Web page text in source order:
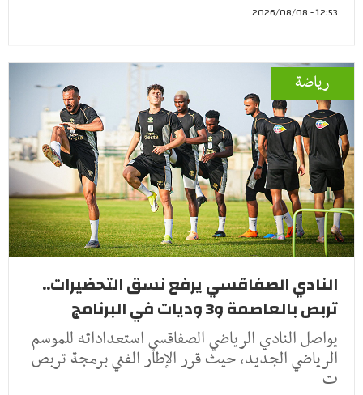
12:53 - 2026/08/08
رياضة
النادي الصفاقسي يرفع نسق التحضيرات..
تربص بالعاصمة و3 وديات في البرنامج
يواصل النادي الرياضي الصفاقسي استعداداته للموسم
الرياضي الجديد، حيث قرر الإطار الفني برمجة تربص
ت